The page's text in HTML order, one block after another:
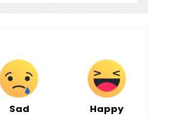
Happy
Sad